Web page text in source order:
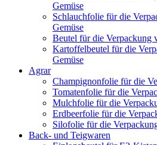
Gemüse
Schlauchfolie für die
Gemüse
Beutel für die Verpackung
Kartoffelbeutel für die
Gemüse
Agrar
Champignonfolie für die
Tomatenfolie für die
Mulchfolie für die
Erdbeerfolie für die
Silofolie für die
Back- und Teigwaren